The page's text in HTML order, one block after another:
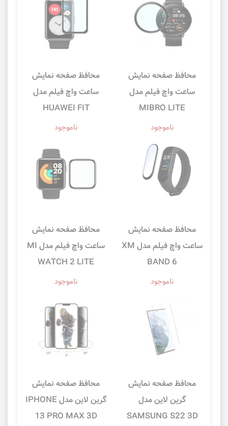
محافظ صفحه نمایش
ساعت واچ فیلم مدل
MIBRO LITE
ناموجود
محافظ صفحه نمایش
ساعت واچ فیلم مدل
HUAWEI FIT
ناموجود
محافظ صفحه نمایش
ساعت واچ فیلم مدل XM
BAND 6
ناموجود
محافظ صفحه نمایش
ساعت واچ فیلم مدل MI
WATCH 2 LITE
ناموجود
محافظ صفحه نمایش
گرین لاین مدل
SAMSUNG S22 3D
محافظ صفحه نمایش
گرین لاین مدل IPHONE
13 PRO MAX 3D